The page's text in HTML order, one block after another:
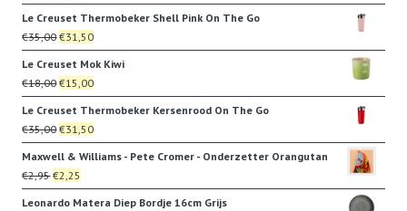
prijs
was:
€8,95.
prijs
is:
€6,71.
Le Creuset Thermobeker Shell Pink On The Go
€35,00Oorspronkelijke
prijs
was:
€35,00.
€31,50Huidige
prijs
is:
€31,50.
Le Creuset Mok Kiwi
€18,00Oorspronkelijke
prijs
was:
€18,00.
€15,00Huidige
prijs
is:
€15,00.
Le Creuset Thermobeker Kersenrood On The Go
€35,00Oorspronkelijke
prijs
was:
€35,00.
€31,50Huidige
prijs
Maxwell & Williams - Pete Cromer - Onderzetter Orangutan
€2,95Oorspronkelijke
prijs
€2,25
prijs
Leonardo Matera Diep Bordje 16cm Grijs